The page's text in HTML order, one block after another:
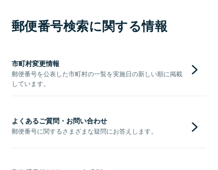
郵便番号検索に関する情報
市町村変更情報
郵便番号を公表した市町村の一覧を実施日の新しい順に掲載
しています。
よくあるご質問・お問い合わせ
郵便番号に関するさまざまな疑問にお答えします。